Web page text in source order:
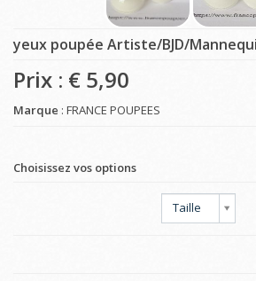
yeux poupée Artiste/BJD/
Prix : € 5,90
Marque : FRANCE POUPEES
Choisissez vos options
Taille